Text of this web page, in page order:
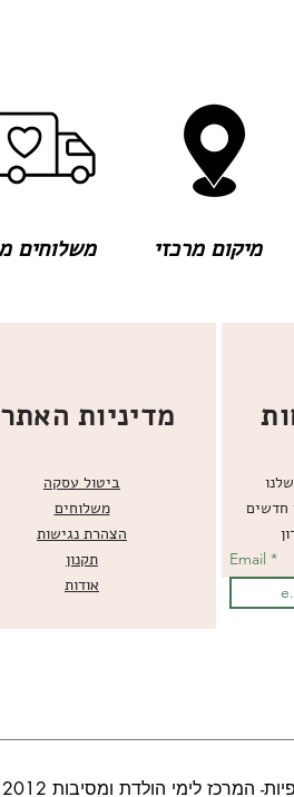
משלוחים מהירים מיקום מרכזי
מדיניות האתר
ביטול עסקה
משלוחים
הצהרת נגישות
תקנון
אודות
חדשים
Email
המרכז לימי הולדת ומסיבות 2012